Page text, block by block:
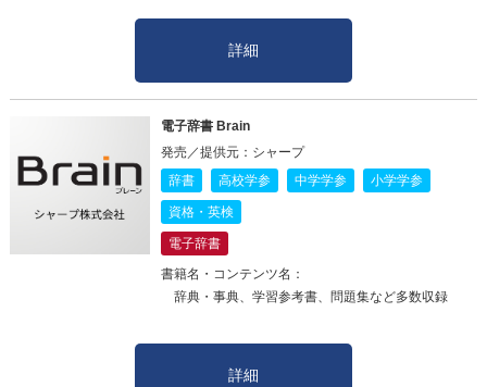
詳細
電子辞書 Brain
発売／提供元：シャープ
辞書
高校学参 中学学参 小学学参
資格・英検
電子辞書
書籍名・コンテンツ名：
辞典・事典、学習参考書、問題集など多数収録
詳細